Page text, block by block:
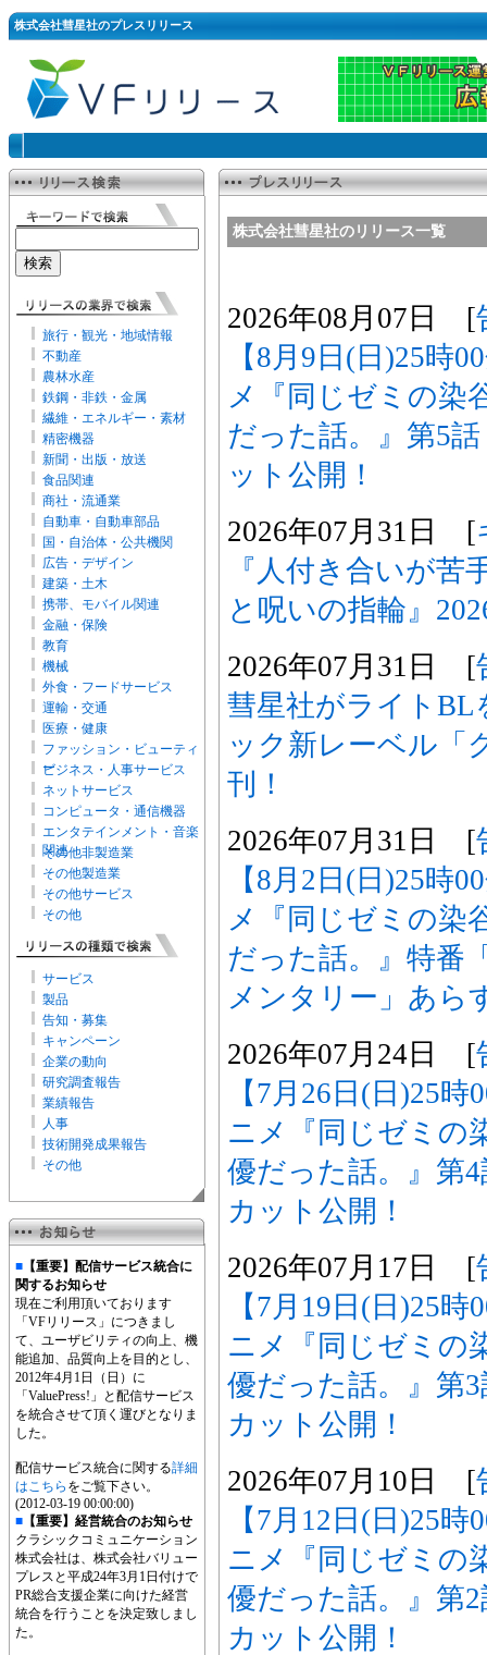
株式会社彗星社のプレスリリース
旅行・観光・地域情報
不動産
農林水産
鉄鋼・非鉄・金属
繊維・エネルギー・素材
精密機器
新聞・出版・放送
食品関連
商社・流通業
自動車・自動車部品
国・自治体・公共機関
広告・デザイン
建築・土木
携帯、モバイル関連
金融・保険
教育
機械
外食・フードサービス
運輸・交通
医療・健康
ファッション・ビューティ
ー
ビジネス・人事サービス
ネットサービス
コンピュータ・通信機器
エンタテインメント・音楽
関連
その他非製造業
その他製造業
その他サービス
その他
サービス
製品
告知・募集
キャンペーン
企業の動向
研究調査報告
業績報告
人事
技術開発成果報告
その他
■ 【重要】配信サービス統合に
関するお知らせ
現在ご利用頂いております
「VFリリース」につきまし
て、ユーザビリティの向上、機
能追加、品質向上を目的とし、
2012年4月1日（日）に
「ValuePress!」と配信サービス
を統合させて頂く運びとなりま
した。
配信サービス統合に関する詳細
はこちら をご覧下さい。
(2012-03-19 00:00:00)
■ 【重要】経営統合のお知らせ
クラシックコミュニケーション
株式会社は、株式会社バリュー
プレスと平成24年3月1日付けで
PR総合支援企業に向けた経営
統合を行うことを決定致しまし
た。
株式会社彗星社のリリース一覧
2026年08月07日 [
【8月9日(日)25時
メ『同じゼミの染
だった話。』第5
ット公開！
2026年07月31日 [
『人付き合いが苦
と呪いの指輪』
2026年07月31日 [
彗星社がライトBL
ック新レーベル「
刊！
2026年07月31日 [
【8月2日(日)25時
メ『同じゼミの染
だった話。』特番
メンタリー」あら
2026年07月24日 [
【7月26日(日)25
ニメ『同じゼミの
優だった話。』第
カット公開！
2026年07月17日 [
【7月19日(日)25
ニメ『同じゼミの
優だった話。』第
カット公開！
2026年07月10日 [
【7月12日(日)25
ニメ『同じゼミの
優だった話。』第
カット公開！